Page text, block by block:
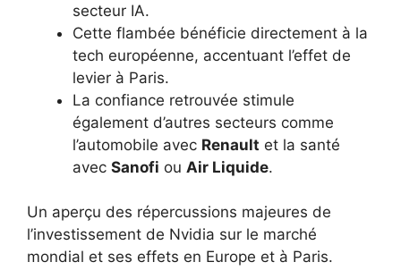
secteur IA.
Cette flambée bénéficie directement à la
tech européenne, accentuant l’effet de
levier à Paris.
La confiance retrouvée stimule
également d’autres secteurs comme
l’automobile avec Renault et la santé
avec Sanofi ou Air Liquide.
Un aperçu des répercussions majeures de
l’investissement de Nvidia sur le marché
mondial et ses effets en Europe et à Paris.